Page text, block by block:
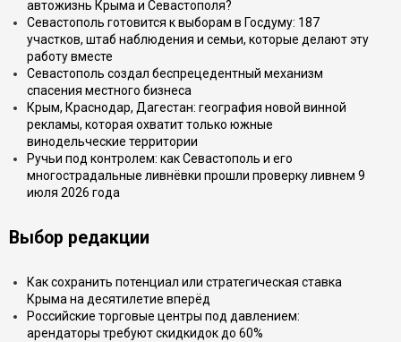
автожизнь Крыма и Севастополя?
Севастополь готовится к выборам в Госдуму: 187
участков, штаб наблюдения и семьи, которые делают эту
работу вместе
Севастополь создал беспрецедентный механизм
спасения местного бизнеса
Крым, Краснодар, Дагестан: география новой винной
рекламы, которая охватит только южные
винодельческие территории
Ручьи под контролем: как Севастополь и его
многострадальные ливнёвки прошли проверку ливнем 9
июля 2026 года
Выбор редакции
Как сохранить потенциал или стратегическая ставка
Крыма на десятилетие вперёд
Российские торговые центры под давлением:
арендаторы требуют скидкидок до 60%